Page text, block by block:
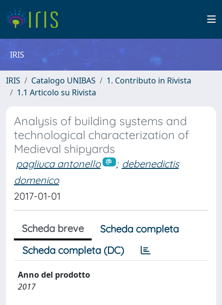
IRIS
IRIS Catalogo UNIBAS
1. Contributo in Rivista
1.1 Articolo su Rivista
Analysis of building systems and
technological characterization of
Medieval shipyards
pagliuca antonello ; debenedictis
domenico
2017-01-01
Scheda breve
Scheda completa
Scheda completa (DC)
Anno del prodotto
2017